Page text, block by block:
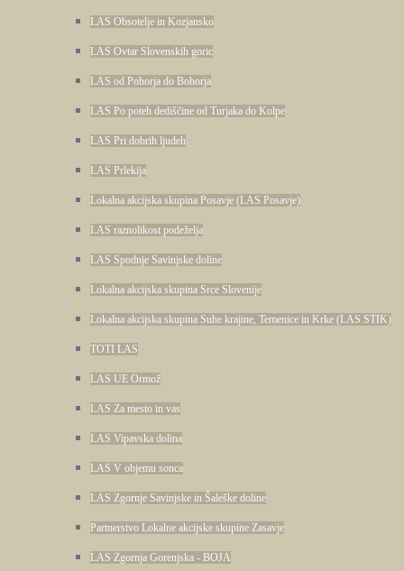
LAS Obsotelje in Kozjansko
LAS Ovtar Slovenskih goric
LAS od Pohorja do Bohorja
LAS Po poteh dediščine od Turjaka do Kolpe
LAS Pri dobrih ljudeh
LAS Prlekija
Lokalna akcijska skupina Posavje (LAS Posavje)
LAS raznolikost podeželja
LAS Spodnje Savinjske doline
Lokalna akcijska skupina Srce Slovenije
Lokalna akcijska skupina Suhe krajine, Temenice in Krke (LAS STIK)
TOTI LAS
LAS UE Ormož
LAS Za mesto in vas
LAS Vipavska dolina
LAS V objemu sonca
LAS Zgornje Savinjske in Šaleške doline
Partnerstvo Lokalne akcijske skupine Zasavje
LAS Zgornja Gorenjska - BOJA